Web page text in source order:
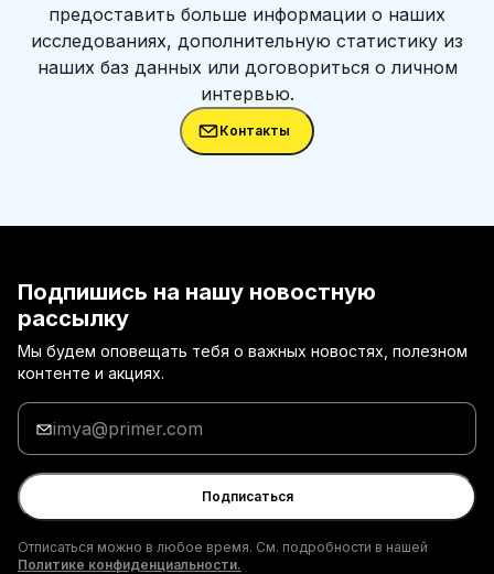
предоставить больше информации о наших
исследованиях, дополнительную статистику из
наших баз данных или договориться о личном
интервью.
Контакты
Подпишись на нашу новостную
рассылку
Мы будем оповещать тебя о важных новостях, полезном
контенте и акциях.
Введи
адрес
электронной
почты
Подписаться
Отписаться можно в любое время. См. подробности в нашей
Политике конфиденциальности.